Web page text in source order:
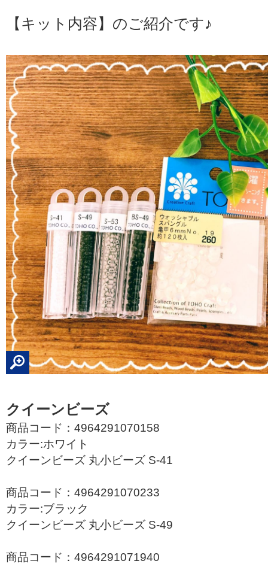
【キット内容】のご紹介です♪
クイーンビーズ
商品コード：4964291070158
カラー:ホワイト
クイーンビーズ 丸小ビーズ S-41
商品コード：4964291070233
カラー:ブラック
クイーンビーズ 丸小ビーズ S-49
商品コード：4964291071940